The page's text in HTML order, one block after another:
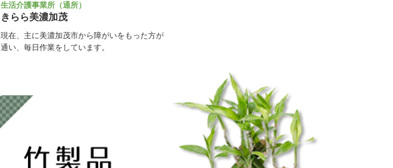
生活介護事業所（通所）
きらら美濃加茂
現在、主に美濃加茂市から障がいをもった方が
通い、毎日作業をしています。